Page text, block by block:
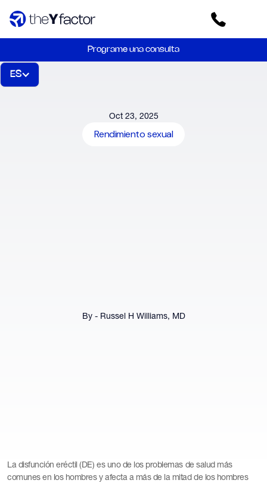
Programe una consulta
ES
Oct 23, 2025
Rendimiento sexual
By - Russel H Williams, MD
La disfunción eréctil (DE) es uno de los problemas de salud más
comunes en los hombres y afecta a más de la mitad de los hombres